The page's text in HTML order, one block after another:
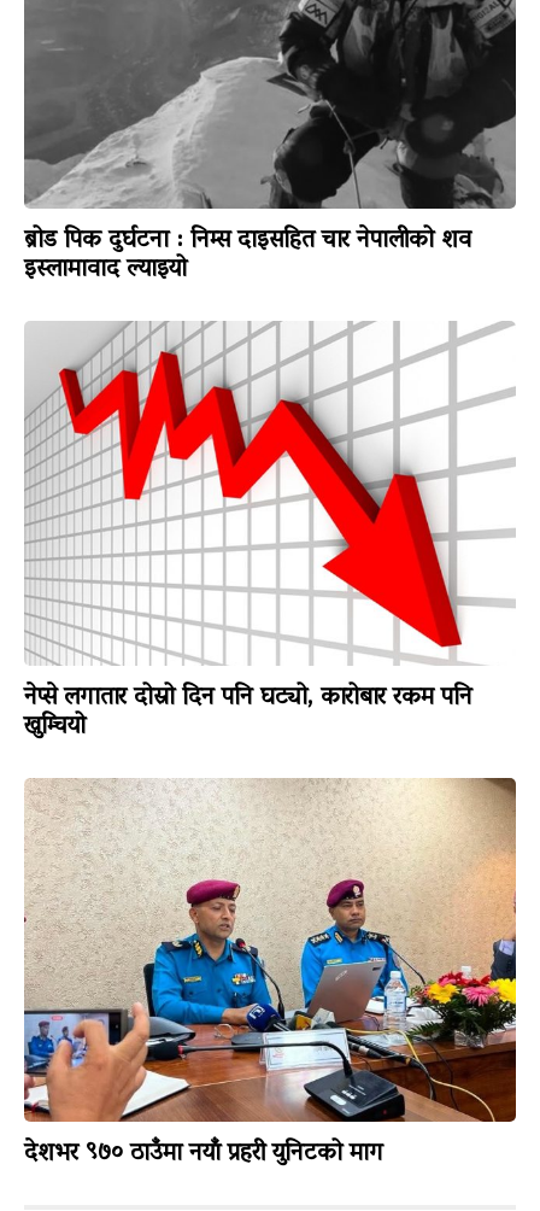
ब्रोड पिक दुर्घटना : निम्स दाइसहित चार नेपालीको शव
इस्लामावाद ल्याइयो
नेप्से लगातार दोस्रो दिन पनि घट्यो, कारोबार रकम पनि
खुम्चियो
देशभर ९७० ठाउँमा नयाँ प्रहरी युनिटको माग